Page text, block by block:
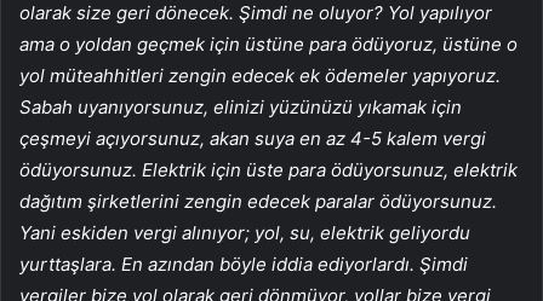
olarak size geri dönecek. Şimdi ne oluyor? Yol yapılıyor
ama o yoldan geçmek için üstüne para ödüyoruz, üstüne o
yol müteahhitleri zengin edecek ek ödemeler yapıyoruz.
Sabah uyanıyorsunuz, elinizi yüzünüzü yıkamak için
çeşmeyi açıyorsunuz, akan suya en az 4-5 kalem vergi
ödüyorsunuz. Elektrik için üste para ödüyorsunuz, elektrik
dağıtım şirketlerini zengin edecek paralar ödüyorsunuz.
Yani eskiden vergi alınıyor; yol, su, elektrik geliyordu
yurttaşlara. En azından böyle iddia ediyorlardı. Şimdi
vergiler bize yol olarak geri dönmüyor, yollar bize vergi